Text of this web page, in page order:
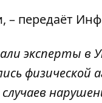
, – передаёт
эксперты в
физической